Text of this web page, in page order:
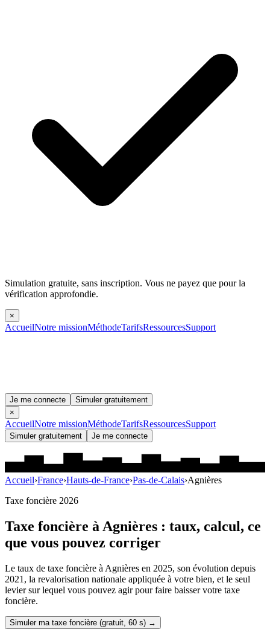
Simulation gratuite, sans inscription. Vous ne payez que pour la
vérification approfondie.
×
AccueilNotre missionMéthodeTarifsRessourcesSupport
Je me connecte
Simuler gratuitement
×
AccueilNotre missionMéthodeTarifsRessourcesSupport
Simuler gratuitement Je me connecte
Accueil›France›Hauts-de-France›Pas-de-Calais›Agnières
Taxe foncière 2026
Taxe foncière àAgnières : taux, calcul, ce
que vous pouvez corriger
Le taux de taxe foncière à Agnières en 2025, son évolution depuis
2021, la revalorisation nationale appliquée à votre bien, et le seul
levier sur lequel vous pouvez agir pour faire baisser votre taxe
foncière.
Simuler ma taxe foncière (gratuit, 60 s) →